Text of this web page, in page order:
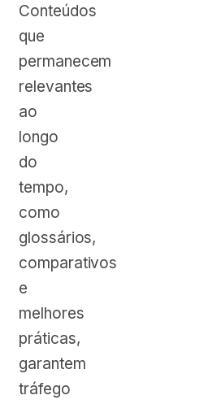
Conteúdos
que
permanecem
relevantes
ao
longo
do
tempo,
como
glossários,
comparativos
e
melhores
práticas,
garantem
tráfego